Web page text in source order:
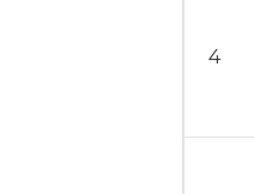
4